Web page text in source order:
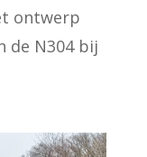
ontwerp
de N304 bij